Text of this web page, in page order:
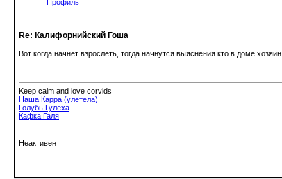
Профиль
Re: Калифорнийский Гоша
Вот когда начнёт взрослеть, тогда начнутся выяснения кто в доме хозяин
Keep calm and love corvids
Наша Карра (улетела)
Голубь Гулёха
Кафка Галя
Неактивен